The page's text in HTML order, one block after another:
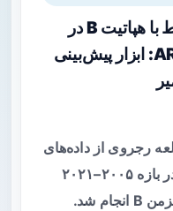
مدل‌سازی بستری‌های مرتبط با هپاتیت B در
اسپانیا با استفاده از ARIMAX: ابزار پیش‌بینی
رجروی از داده‌های
بستری‌های بیمارستانی اسپانیا در بازه ۲۰۰۵–۲۰۲۱
روی بیماران مرتبط با هپاتیت مزمن B انجام شد.